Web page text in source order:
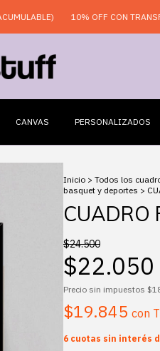
10% OFF CON
CANVAS PERSONALIZADOS
Inicio > Todos los
basquet y deportes >
CUADRO
$24.500
$22.050
Precio sin impuestos
$19.845 con
6 cuotas sin interés